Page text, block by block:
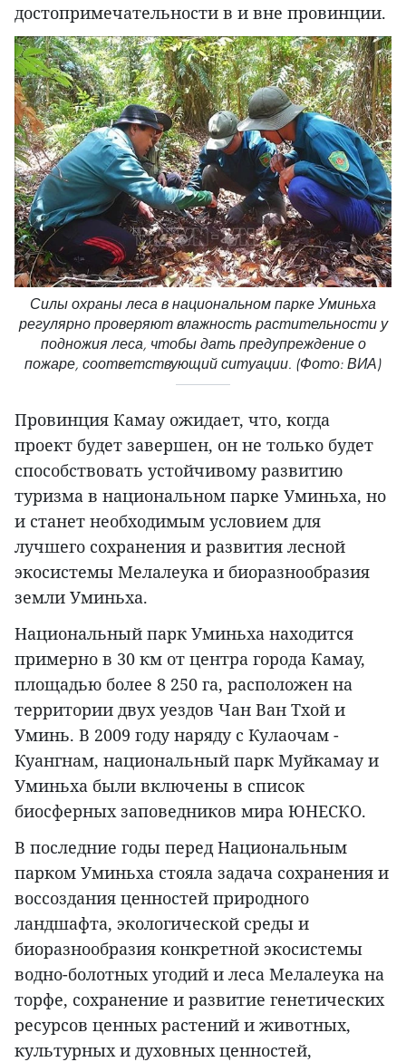
достопримечательности в и вне провинции.
Силы охраны леса в национальном парке Уминьха
регулярно проверяют влажность растительности у
подножия леса, чтобы дать предупреждение о
пожаре, соответствующий ситуации. (Фото: ВИА)
Провинция Камау ожидает, что, когда
проект будет завершен, он не только будет
способствовать устойчивому развитию
туризма в национальном парке Уминьха, но
и станет необходимым условием для
лучшего сохранения и развития лесной
экосистемы Мелалеука и биоразнообразия
земли Уминьха.
Национальный парк Уминьха находится
примерно в 30 км от центра города Камау,
площадью более 8 250 га, расположен на
территории двух уездов Чан Ван Тхой и
Уминь. В 2009 году наряду с Кулаочам -
Куангнам, национальный парк Муйкамау и
Уминьха были включены в список
биосферных заповедников мира ЮНЕСКО.
В последние годы перед Национальным
парком Уминьха стояла задача сохранения и
воссоздания ценностей природного
ландшафта, экологической среды и
биоразнообразия конкретной экосистемы
водно-болотных угодий и леса Мелалеука на
торфе, сохранение и развитие генетических
ресурсов ценных растений и животных,
культурных и духовных ценностей,